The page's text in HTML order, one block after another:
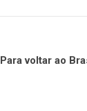
Para voltar ao